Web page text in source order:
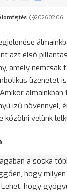
2026.02.06.
azt első
amely nemcsak
üzenetet
álmainkban
ízű növénnyel,
közölni velünk
a sóska
hogy
hogy